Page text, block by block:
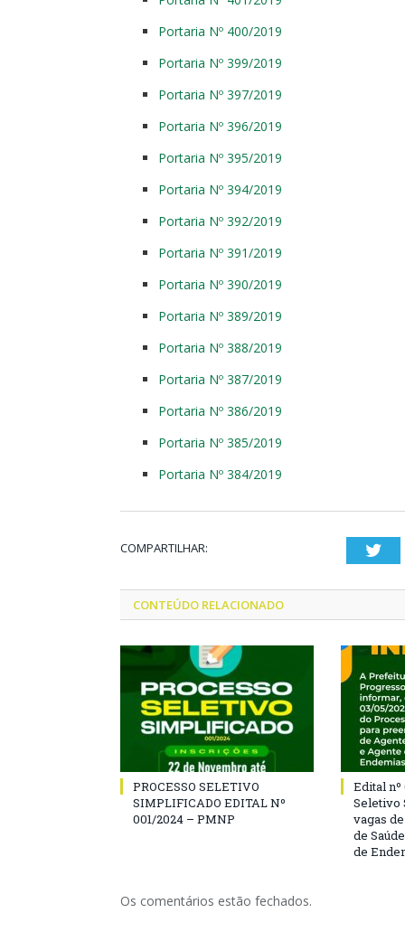
Portaria Nº 400/2019
Portaria Nº 399/2019
Portaria Nº 397/2019
Portaria Nº 396/2019
Portaria Nº 395/2019
Portaria Nº 394/2019
Portaria Nº 392/2019
Portaria Nº 391/2019
Portaria Nº 390/2019
Portaria Nº 389/2019
Portaria Nº 388/2019
Portaria Nº 387/2019
Portaria Nº 386/2019
Portaria Nº 385/2019
Portaria Nº 384/2019
COMPARTILHAR:
CONTEÚDO RELACIONADO
PROCESSO SELETIVO
SIMPLIFICADO EDITAL Nº
001/2024 – PMNP
Edital nº
Seletivo
vagas
de
de
Os comentários estão fechados.